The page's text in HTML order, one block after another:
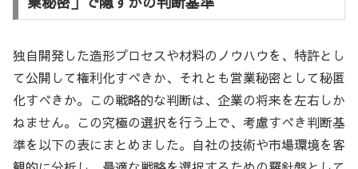
独自開発した造形プロセスや材料のノウハウを、特許とし
て公開して権利化すべきか、それとも営業秘密として秘匿
化すべきか。この戦略的な判断は、企業の将来を左右しか
ねません。この究極の選択を行う上で、考慮すべき判断基
準を以下の表にまとめました。自社の技術や市場環境を客